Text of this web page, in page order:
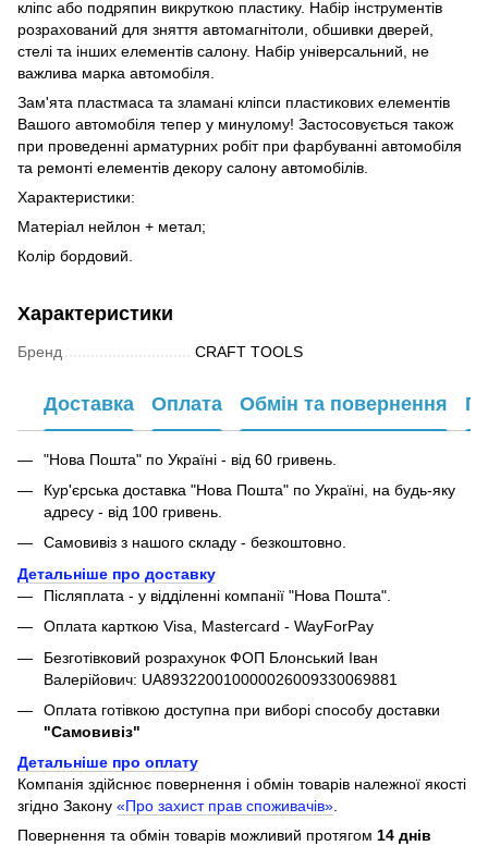
кліпс або подряпин викруткою пластику. Набір інструментів
розрахований для зняття автомагнітоли, обшивки дверей,
стелі та інших елементів салону. Набір універсальний, не
важлива марка автомобіля.
Зам'ята пластмаса та зламані кліпси пластикових елементів
Вашого автомобіля тепер у минулому! Застосовується також
при проведенні арматурних робіт при фарбуванні автомобіля
та ремонті елементів декору салону автомобілів.
Характеристики:
Матеріал нейлон + метал;
Колір бордовий.
Характеристики
Бренд CRAFT TOOLS
Доставка Оплата Обмін та повернення
"Нова Пошта" по Україні - від 60 гривень.
Кур'єрська доставка "Нова Пошта" по Україні, на будь-яку
адресу - від 100 гривень.
Самовивіз з нашого складу - безкоштовно.
Детальніше про доставку
Післяплата - у відділенні компанії "Нова Пошта".
Оплата карткою Visa, Mastercard - WayForPay
Безготівковий розрахунок ФОП Блонський Іван
Валерійович: UA893220010000026009330069881
Оплата готівкою доступна при виборі способу доставки
"Самовивіз"
Детальніше про оплату
Компанія здійснює повернення і обмін товарів належної якості
згідно Закону «Про захист прав споживачів».
Повернення та обмін товарів можливий протягом 14 днів